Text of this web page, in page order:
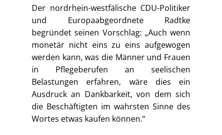
Der nordrhein-westfälische CDU-Politiker
und Europaabgeordnete Radtke
begründet seinen Vorschlag: „Auch wenn
monetär nicht eins zu eins aufgewogen
werden kann, was die Männer und Frauen
in Pflegeberufen an seelischen
Belastungen erfahren, wäre dies ein
Ausdruck an Dankbarkeit, von dem sich
die Beschäftigten im wahrsten Sinne des
Wortes etwas kaufen können.“